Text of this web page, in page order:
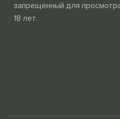
запрещенный для
18 лет.